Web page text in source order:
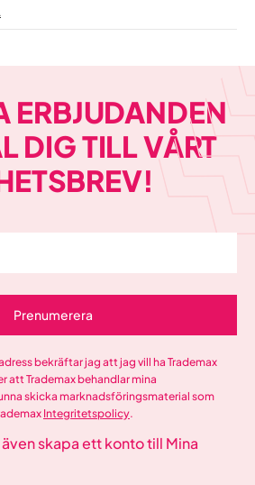
ERBJUDANDEN
DIG TILL VÅRT
Prenumerera
bekräftar jag att jag vill ha Trademax
att Trademax behandlar mina
skicka marknadsföringsmaterial som
Integritetspolicy.
skapa ett konto till Mina